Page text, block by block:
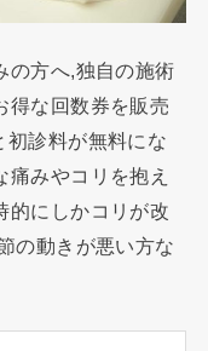
の方へ,独自の施術
得な回数券を販売
初診料が無料にな
痛みやコリを抱え
的にしかコリが改
の動きが悪い方な